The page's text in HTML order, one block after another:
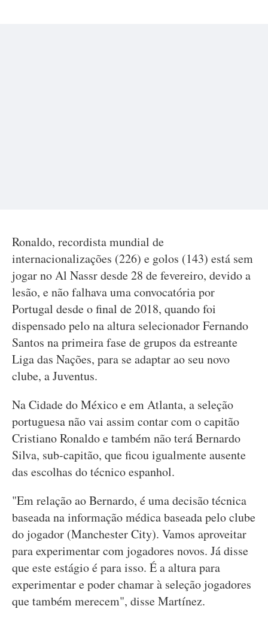
Ronaldo, recordista mundial de
internacionalizações (226) e golos (143) está sem
jogar no Al Nassr desde 28 de fevereiro, devido a
lesão, e não falhava uma convocatória por
Portugal desde o final de 2018, quando foi
dispensado pelo na altura selecionador Fernando
Santos na primeira fase de grupos da estreante
Liga das Nações, para se adaptar ao seu novo
clube, a Juventus.
Na Cidade do México e em Atlanta, a seleção
portuguesa não vai assim contar com o capitão
Cristiano Ronaldo e também não terá Bernardo
Silva, sub-capitão, que ficou igualmente ausente
das escolhas do técnico espanhol.
"Em relação ao Bernardo, é uma decisão técnica
baseada na informação médica baseada pelo clube
do jogador (Manchester City). Vamos aproveitar
para experimentar com jogadores novos. Já disse
que este estágio é para isso. É a altura para
experimentar e poder chamar à seleção jogadores
que também merecem", disse Martínez.